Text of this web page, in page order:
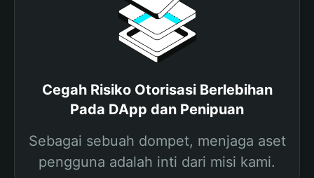
Cegah Risiko Otorisasi Berlebihan
Pada DApp dan Penipuan
Sebagai sebuah dompet, menjaga aset
pengguna adalah inti dari misi kami.